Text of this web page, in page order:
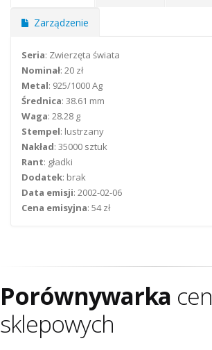
Zarządzenie
Seria: Zwierzęta świata
Nominał: 20 zł
Metal: 925/1000 Ag
Średnica: 38.61 mm
Waga: 28.28 g
Stempel: lustrzany
Nakład: 35000 sztuk
Rant: gładki
Dodatek: brak
Data emisji: 2002-02-06
Cena emisyjna: 54 zł
Porównywarka cen
sklepowych